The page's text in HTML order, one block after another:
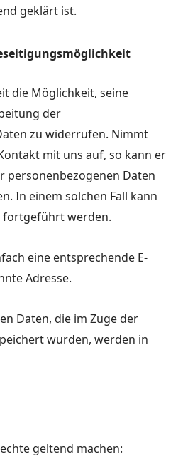
geklärt ist.
die Möglichkeit, seine
der
zu widerrufen. Nimmt
mit uns auf, so kann er
personenbezogenen Daten
In einem solchen Fall kann
fortgeführt werden.
eine entsprechende E-
Adresse.
Daten, die im Zuge der
wurden, werden in
geltend machen: